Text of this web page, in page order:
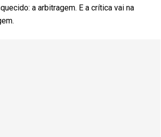
a arbitragem. E a crítica vai na